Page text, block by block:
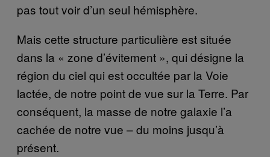
pas tout voir d’un seul hémisphère.
Mais cette structure particulière est située
dans la « zone d’évitement », qui désigne la
région du ciel qui est occultée par la Voie
lactée, de notre point de vue sur la Terre. Par
conséquent, la masse de notre galaxie l’a
cachée de notre vue – du moins jusqu’à
présent.